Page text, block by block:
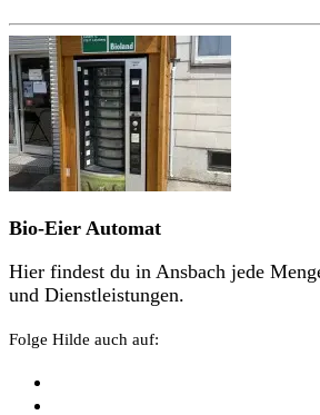
Bio-Eier Automat
Hier findest du in Ansbach jede
und Dienstleistungen.
Folge Hilde auch auf: